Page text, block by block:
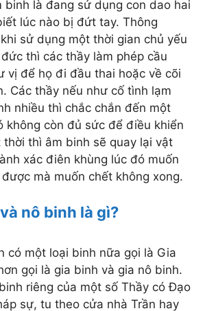
binh là đang sử dụng con dao hai
lúc nào bị đứt tay. Thông
sử dụng một thời gian chủ yếu
thì các thầy làm phép cầu
vị để họ đi đầu thai hoặc về cõi
Các thầy nếu như cố tình lạm
nhiều thì chắc chắn đến một
không còn đủ sức để điều khiển
thời thì âm binh sẽ quay lại vật
xác điên khùng lúc đó muốn
mà muốn chết không xong.
nô binh là gì?
có một loại binh nữa gọi là Gia
gọi là gia binh và gia nô binh.
riêng của một số Thầy có Đạo
sự, tu theo cửa nhà Trần hay